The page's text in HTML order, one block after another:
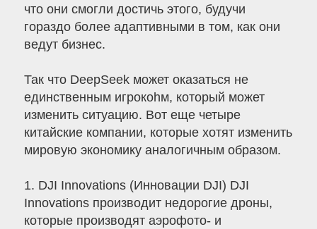
что они смогли достичь этого, будучи
гораздо более адаптивными в том, как они
ведут бизнес.
Так что DeepSeek может оказаться не
единственным игрокоhм, который может
изменить ситуацию. Вот еще четыре
китайские компании, которые хотят изменить
мировую экономику аналогичным образом.
1. DJI Innovations (Инновации DJI) DJI
Innovations производит недорогие дроны,
которые производят аэрофото- и